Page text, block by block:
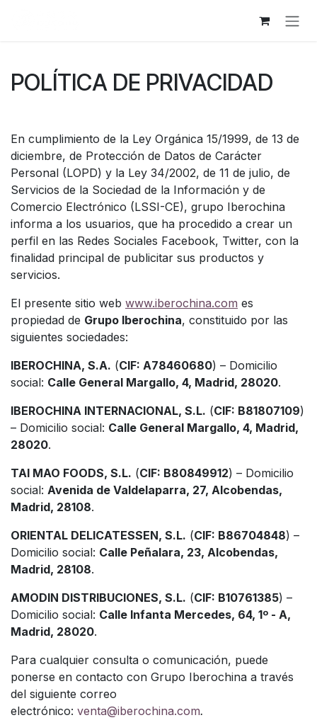
POLÍTICA DE PRIVACIDAD
En cumplimiento de la Ley Orgánica 15/1999, de 13 de
diciembre, de Protección de Datos de Carácter
Personal (LOPD) y la Ley 34/2002, de 11 de julio, de
Servicios de la Sociedad de la Información y de
Comercio Electrónico (LSSI-CE), grupo Iberochina
informa a los usuarios, que ha procedido a crear un
perfil en las Redes Sociales Facebook, Twitter, con la
finalidad principal de publicitar sus productos y
servicios.
El presente sitio web www.iberochina.com es
propiedad de Grupo Iberochina, constituido por las
siguientes sociedades:
IBEROCHINA, S.A. (CIF: A78460680) – Domicilio
social: Calle General Margallo, 4, Madrid, 28020.
IBEROCHINA INTERNACIONAL, S.L. (CIF: B81807109)
– Domicilio social: Calle General Margallo, 4, Madrid,
28020.
TAI MAO FOODS, S.L. (CIF: B80849912) – Domicilio
social: Avenida de Valdelaparra, 27, Alcobendas,
Madrid, 28108.
ORIENTAL DELICATESSEN, S.L. (CIF: B86704848) –
Domicilio social: Calle Peñalara, 23, Alcobendas,
Madrid, 28108.
AMODIN DISTRIBUCIONES, S.L. (CIF: B10761385) –
Domicilio social: Calle Infanta Mercedes, 64, 1º - A,
Madrid, 28020.
Para cualquier consulta o comunicación, puede
ponerse en contacto con Grupo Iberochina a través
del siguiente correo
electrónico: venta@iberochina.com.